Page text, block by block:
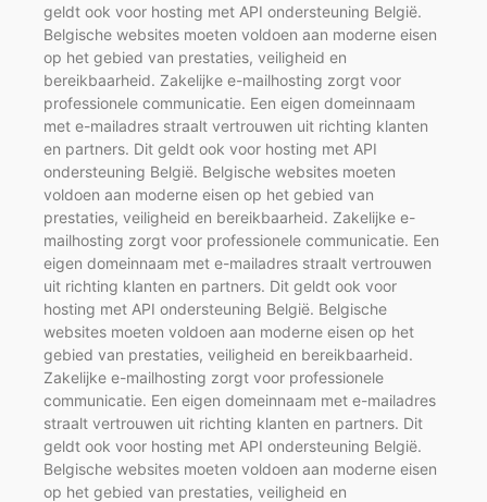
geldt ook voor hosting met API ondersteuning België.
Belgische websites moeten voldoen aan moderne eisen
op het gebied van prestaties, veiligheid en
bereikbaarheid. Zakelijke e-mailhosting zorgt voor
professionele communicatie. Een eigen domeinnaam
met e-mailadres straalt vertrouwen uit richting klanten
en partners. Dit geldt ook voor hosting met API
ondersteuning België. Belgische websites moeten
voldoen aan moderne eisen op het gebied van
prestaties, veiligheid en bereikbaarheid. Zakelijke e-
mailhosting zorgt voor professionele communicatie. Een
eigen domeinnaam met e-mailadres straalt vertrouwen
uit richting klanten en partners. Dit geldt ook voor
hosting met API ondersteuning België. Belgische
websites moeten voldoen aan moderne eisen op het
gebied van prestaties, veiligheid en bereikbaarheid.
Zakelijke e-mailhosting zorgt voor professionele
communicatie. Een eigen domeinnaam met e-mailadres
straalt vertrouwen uit richting klanten en partners. Dit
geldt ook voor hosting met API ondersteuning België.
Belgische websites moeten voldoen aan moderne eisen
op het gebied van prestaties, veiligheid en